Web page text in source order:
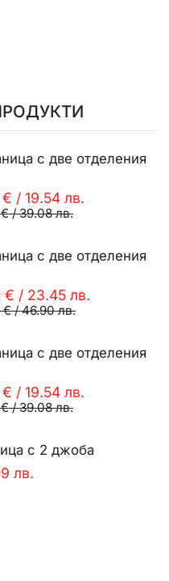
с две отделения
/ 19.54 лв.
/39.08 лв.
с две отделения
€ / 23.45 лв.
€/46.90 лв.
с две отделения
/ 19.54 лв.
/39.08 лв.
с 2 джоба
лв.